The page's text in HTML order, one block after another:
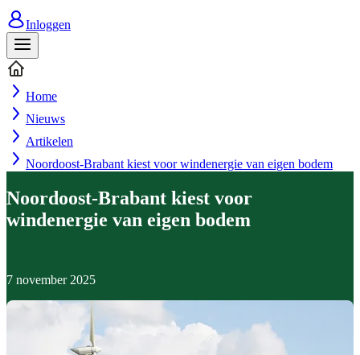
Inloggen
Home
Nieuws
Artikelen
Noordoost-Brabant kiest voor windenergie van eigen bodem
Noordoost-Brabant kiest voor
windenergie van eigen bodem
7 november 2025